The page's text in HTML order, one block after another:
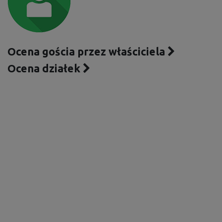
Ocena gościa przez właściciela
Ocena działek